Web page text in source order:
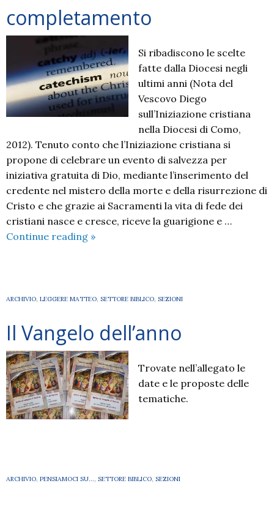
completamento
Si ribadiscono le scelte
fatte dalla Diocesi negli
ultimi anni (Nota del
Vescovo Diego
sull’Iniziazione cristiana
nella Diocesi di Como,
2012). Tenuto conto che l’Iniziazione cristiana si
propone di celebrare un evento di salvezza per
iniziativa gratuita di Dio, mediante l’inserimento del
credente nel mistero della morte e della risurrezione di
Cristo e che grazie ai Sacramenti la vita di fede dei
cristiani nasce e cresce, riceve la guarigione e …
Continue reading Iniziazione
e
che
chiedono
il
battesimo
o
il
completamento
»
ARCHIVIO, LEGGERE MATTEO, SETTORE BIBLICO, SEZIONI
Il Vangelo dell’anno
Trovate nell’allegato le
date e le proposte delle
tematiche.
ARCHIVIO, PENSIAMOCI SU..., SETTORE BIBLICO, SEZIONI